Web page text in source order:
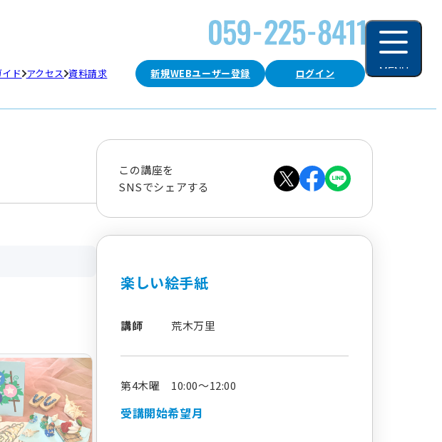
新規WEBユーザー登録 ログイン
ド アクセス 資料請求 MENU
この講座を
SNSでシェアする
楽しい絵手紙
講師 荒木万里
第4木曜 10:00～12:00
受講開始希望月